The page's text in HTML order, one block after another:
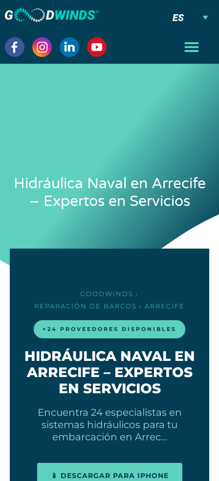
ES
Hidráulica Naval en Arrecife
– Expertos en Servicios
GOODWINDS ›
REPARACIÓN DE BARCOS › ARRECIFE
+24 PROVEEDORES DISPONIBLES
HIDRÁULICA NAVAL EN
ARRECIFE – EXPERTOS
EN SERVICIOS
Encuentra 24 especialistas en
sistemas hidráulicos para tu
embarcación en Arrec…
📱 DESCARGAR PARA IPHONE